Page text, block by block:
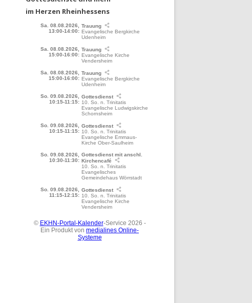
im Herzen Rheinhessens